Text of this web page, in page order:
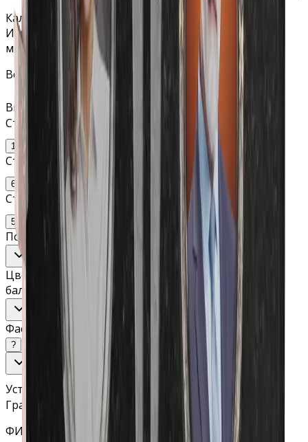
Калькулятор стоимости
Изменяйте параметры — цена обновляется
мгновенно
Все размеры указаны в сантиметрах.
Вид гранита (мрамора)
Стела: длина
100
Стела: ширина
60
Стела: толщина
5
Подставка (высота, ширина, толщина)
Цветник (длина, ширина, высота балки, ширина
балки)
Фаска
?
Установка/доставка
Гравировка
ФИО и даты (гравировка станок)